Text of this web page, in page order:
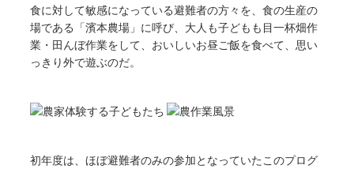
食に対して敏感になっている避難者の方々を、食の生産の
場である「濱本農場」に呼び、大人も子どもも目一杯畑作
業・田んぼ作業をして、おいしいお昼ご飯を食べて、思い
っきり外で遊ぶのだ。
初年度は、ほぼ避難者のみの参加となっていたこのプログ